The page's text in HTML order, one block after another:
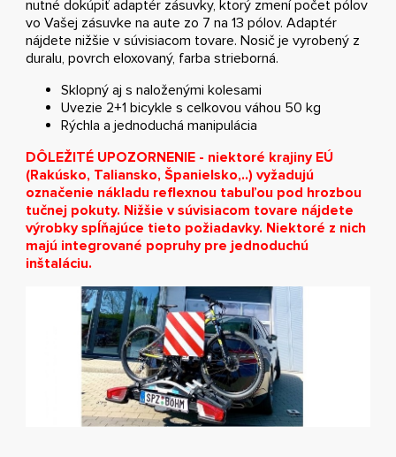
nutné dokúpiť adaptér zásuvky, ktorý zmení počet pólov
vo Vašej zásuvke na aute zo 7 na 13 pólov. Adaptér
nájdete nižšie v súvisiacom tovare. Nosič je vyrobený z
duralu, povrch eloxovaný, farba strieborná.
Sklopný aj s naloženými kolesami
Uvezie 2+1 bicykle s celkovou váhou 50 kg
Rýchla a jednoduchá manipulácia
DÔLEŽITÉ UPOZORNENIE - niektoré krajiny EÚ
(Rakúsko, Taliansko, Španielsko,..) vyžadujú
označenie nákladu reflexnou tabuľou pod hrozbou
tučnej pokuty. Nižšie v súvisiacom tovare nájdete
výrobky spĺňajúce tieto požiadavky. Niektoré z nich
majú integrované popruhy pre jednoduchú
inštaláciu.